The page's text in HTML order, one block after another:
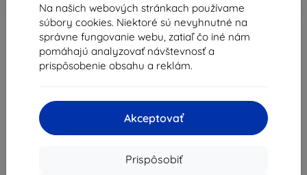
Na našich webových stránkach používame
súbory cookies. Niektoré sú nevyhnutné na
správne fungovanie webu, zatiaľ čo iné nám
pomáhajú analyzovať návštevnosť a
prispôsobenie obsahu a reklám.
Akceptovať
Prispôsobiť
Shield-Sk s.r.o.
Ulica Rudolfa Mocka 3750/2A